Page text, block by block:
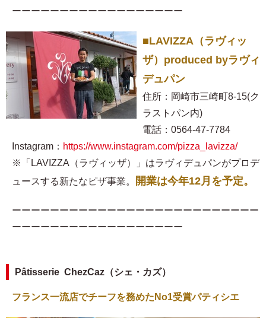
ーーーーーーーーーーーーーーーーーー
■LAVIZZA（ラヴィッ
ザ）produced byラヴィ
デュパン
住所：岡崎市三崎町8-15(ク
ラストパン内)
電話：0564-47-7784
Instagram： https://www.instagram.com/pizza_lavizza/
※「LAVIZZA（ラヴィッザ）」はラヴィデュパンがプロデ
ュースする新たなピザ事業。
開業は今年12月を予定。
ーーーーーーーーーーーーーーーーーーーーーーーーーー
ーーーーーーーーーーーーーーーーーー
Pâtisserie ChezCaz（シェ・カズ）
フランス一流店でチーフを務めたNo1受賞パティシエ